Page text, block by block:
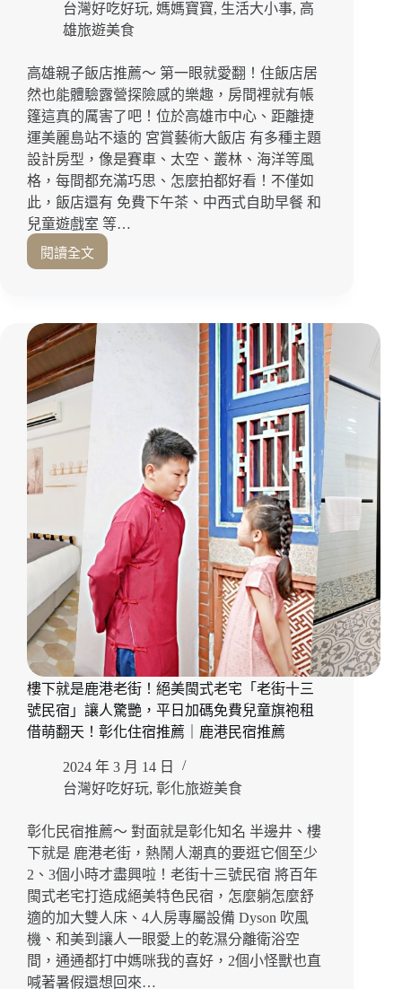
台灣好吃好玩, 媽媽寶寶, 生活大小事, 高
雄旅遊美食
高雄親子飯店推薦～ 第一眼就愛翻！住飯店居
然也能體驗露營探險感的樂趣，房間裡就有帳
篷這真的厲害了吧！位於高雄市中心、距離捷
運美麗島站不遠的 宮賞藝術大飯店 有多種主題
設計房型，像是賽車、太空、叢林、海洋等風
格，每間都充滿巧思、怎麼拍都好看！不僅如
此，飯店還有 免費下午茶、中西式自助早餐 和
兒童遊戲室 等…
閱讀全文
第
愛
翻！
住
飯
還
有
露
險
感，
高
雄
「宮
賞
藝
術
大
飯
店」
大
親
友
善
主
題
房
型，
每
次
入
樓下就是鹿港老街！絕美閩式老宅「老街十三
號民宿」讓人驚艷，平日加碼免費兒童旗袍租
借萌翻天！彰化住宿推薦｜鹿港民宿推薦
2024 年 3 月 14 日
台灣好吃好玩, 彰化旅遊美食
彰化民宿推薦～ 對面就是彰化知名 半邊井、樓
下就是 鹿港老街，熱鬧人潮真的要逛它個至少
2、3個小時才盡興啦！老街十三號民宿 將百年
閩式老宅打造成絕美特色民宿，怎麼躺怎麼舒
適的加大雙人床、4人房專屬設備 Dyson 吹風
機、和美到讓人一眼愛上的乾濕分離衛浴空
間，通通都打中媽咪我的喜好，2個小怪獸也直
喊著暑假還想回來…